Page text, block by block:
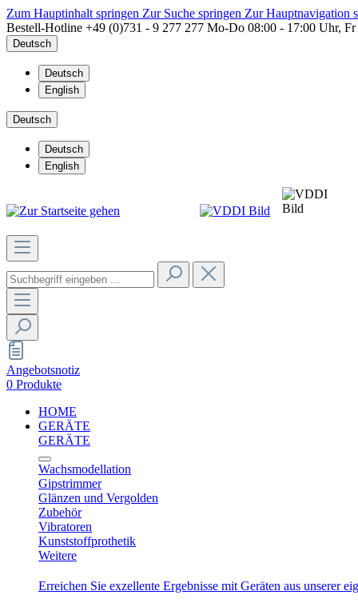
Zum Hauptinhalt springen Zur Suche springen Zur Hauptnavigation
Bestell-Hotline +49 (0)731 - 9 277 277 Mo-Do 08:00 - 17:00 Uhr,
Deutsch
Deutsch
English
Deutsch
Deutsch
English
Angebotsnotiz
0 Produkte
HOME
GERÄTE
GERÄTE
Wachsmodellation
Gipstrimmer
Glänzen und Vergolden
Zubehör
Vibratoren
Kunststoffprothetik
Weitere
Erreichen Sie exzellente Ergebnisse mit Geräten aus unserer